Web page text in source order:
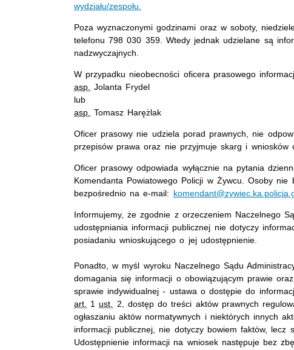
wydziału/zespołu.
Poza wyznaczonymi godzinami oraz w soboty,
telefonu 798 030 359. Wtedy jednak udzielane są
nadzwyczajnych.
W przypadku nieobecności oficera prasowego
asp.
Jolanta Frydel
lub
asp.
Tomasz Harężlak
Oficer prasowy nie udziela porad prawnych, nie
przepisów prawa oraz nie przyjmuje skarg i wniosków
Oficer prasowy odpowiada wyłącznie na pytania
Komendanta Powiatowego Policji w Żywcu. Osoby nie
bezpośrednio na e-mail:
Informujemy, że zgodnie z orzeczeniem Naczelnego
udostępniania informacji publicznej nie dotyczy
posiadaniu wnioskującego o jej udostępnienie.
Ponadto, w myśl wyroku Naczelnego Sądu
domagania się informacji o obowiązującym prawie
sprawie indywidualnej - ustawa o dostępie do
art.
1ust.
2, dostęp do treści aktów prawnych
ogłaszaniu aktów normatywnych i niektórych innych
informacji publicznej, nie dotyczy bowiem faktów, lecz
Udostępnienie informacji na wniosek następuje bez